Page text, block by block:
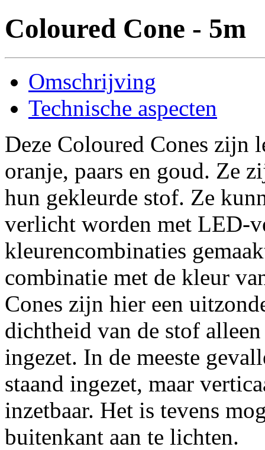
Coloured Cone - 5m
Omschrijving
Technische aspecten
Deze Coloured Cones zijn
oranje, paars en goud. Ze
hun gekleurde stof. Ze
verlicht worden met LED-
kleurencombinaties
combinatie met de kleur
Cones zijn hier een
dichtheid van de stof
ingezet. In de meeste
staand ingezet, maar
inzetbaar. Het is tevens
buitenkant aan te lichten.